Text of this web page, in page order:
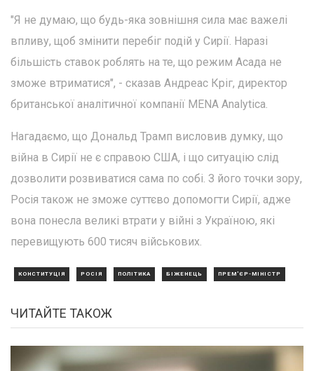
"Я не думаю, що будь-яка зовнішня сила має важелі
впливу, щоб змінити перебіг подій у Сирії. Наразі
більшість ставок роблять на те, що режим Асада не
зможе втриматися", - сказав Андреас Кріг, директор
британської аналітичної компанії MENA Analytica.
Нагадаємо, що Дональд Трамп висловив думку, що
війна в Сирії не є справою США, і що ситуацію слід
дозволити розвиватися сама по собі. З його точки зору,
Росія також не зможе суттєво допомогти Сирії, адже
вона понесла великі втрати у війні з Україною, які
перевищують 600 тисяч військових.
КОНСТИТУЦІЯ РОСІЯ ПОЛІТИКА БІЖЕНЕЦЬ ПРЕМ'ЄР-МІНІСТР
ЧИТАЙТЕ ТАКОЖ